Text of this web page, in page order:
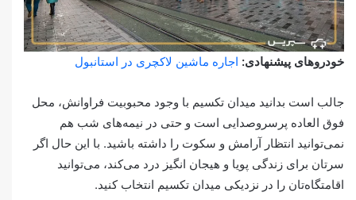
خودروهای پیشنهادی: اجاره ماشین لاکچری در استانبول
جالب است بدانید میدان تکسیم با وجود محبوبیت فراوانش، محل
فوق العاده پرسروصدایی است و حتی در نیمه‌های شب هم
نمی‌توانید انتظار آرامش و سکوت را داشته باشید. با این حال اگر
سرتان برای زندگی پویا و هیجان انگیز درد می‌کند، می‌توانید
اقامتگاه‌تان را در نزدیکی میدان تکسیم انتخاب کنید.